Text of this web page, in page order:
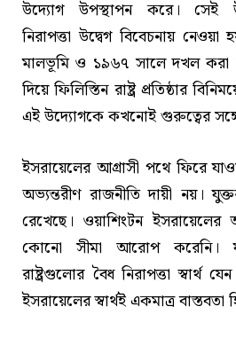
উদ্যোগ উপস্থাপন করে। সেই
নিরাপত্তা উদ্বেগ বিবেচনায়
মালভূমি ও ১৯৬৭ সালে দখল করা
দিয়ে ফিলিস্তিন রাষ্ট্র প্রতিষ্ঠার
এই উদ্যোগকে কখনোই গুরুত্বের
ইসরায়েলের আগ্রাসী পথে ফিরে
অভ্যন্তরীণ রাজনীতি দায়ী নয়।
রেখেছে। ওয়াশিংটন
কোনো সীমা আরোপ করেনি।
রাষ্ট্রগুলোর বৈধ নিরাপত্তা স্বার্থ
ইসরায়েলের স্বার্থই একমাত্র